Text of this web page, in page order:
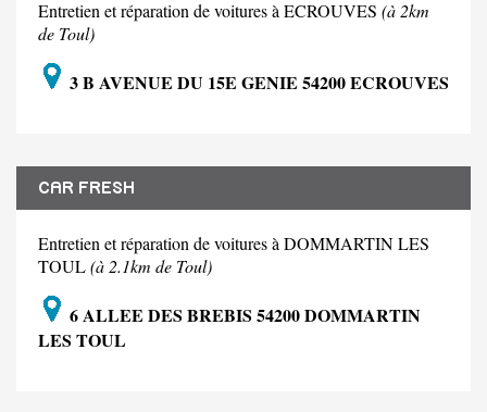
Entretien et réparation de voitures à ECROUVES (à 2km
de Toul)
3 B AVENUE DU 15E GENIE 54200 ECROUVES
CAR FRESH
Entretien et réparation de voitures à DOMMARTIN LES
TOUL(à 2.1km de Toul)
6 ALLEE DES BREBIS 54200 DOMMARTIN
LES TOUL